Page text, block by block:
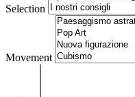
Selection
Movement